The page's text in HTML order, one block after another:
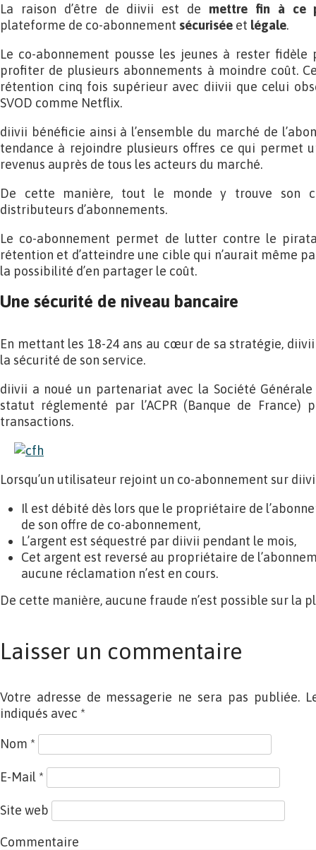
La raison d’être de diivii est de mettre fin à ce
plateforme de co-abonnement sécurisée et légale.
Le co-abonnement pousse les jeunes à rester fidèle
profiter de plusieurs abonnements à moindre coût.
rétention cinq fois supérieur avec diivii que celui
SVOD comme Netflix.
diivii bénéficie ainsi à l’ensemble du marché de
tendance à rejoindre plusieurs offres ce qui permet
revenus auprès de tous les acteurs du marché.
De cette manière, tout le monde y trouve son
distributeurs d’abonnements.
Le co-abonnement permet de lutter contre le
rétention et d’atteindre une cible qui n’aurait même
la possibilité d’en partager le coût.
Une sécurité de niveau bancaire
En mettant les 18-24 ans au cœur de sa stratégie,
la sécurité de son service.
diivii a noué un partenariat avec la Société
statut réglementé par l’ACPR (Banque de France)
transactions.
Lorsqu’un utilisateur rejoint un co-abonnement sur
Il est débité dès lors que le propriétaire de
de son offre de co-abonnement,
L’argent est séquestré par diivii pendant le mois,
Cet argent est reversé au propriétaire de
aucune réclamation n’est en cours.
De cette manière, aucune fraude n’est possible sur la
Laisser un commentaire
Votre adresse de messagerie ne sera pas publiée.
indiqués avec *
Nom *
E-Mail *
Site web
Commentaire